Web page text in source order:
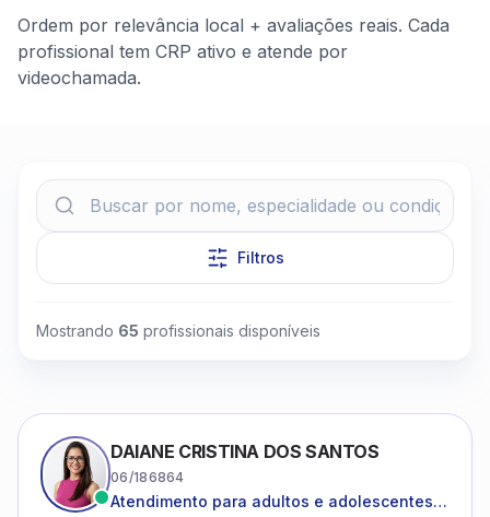
Ordem por relevância local + avaliações reais. Cada
profissional tem CRP ativo e atende por
videochamada.
Filtros
Mostrando 65 profissionais disponíveis
DAIANE CRISTINA DOS SANTOS
06/186864
Atendimento para adultos e adolescentes a